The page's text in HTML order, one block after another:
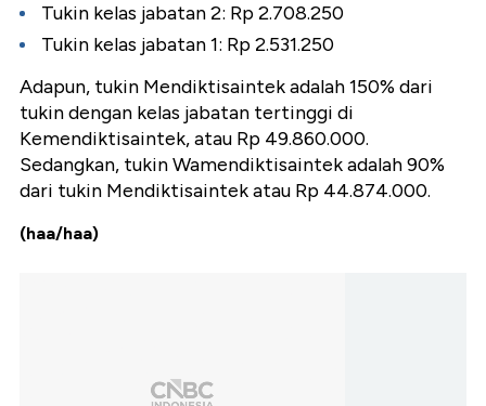
Tukin kelas jabatan 2: Rp 2.708.250
Tukin kelas jabatan 1: Rp 2.531.250
Adapun, tukin Mendiktisaintek adalah 150% dari
tukin dengan kelas jabatan tertinggi di
Kemendiktisaintek, atau Rp 49.860.000.
Sedangkan, tukin Wamendiktisaintek adalah 90%
dari tukin Mendiktisaintek atau Rp 44.874.000.
(haa/haa)